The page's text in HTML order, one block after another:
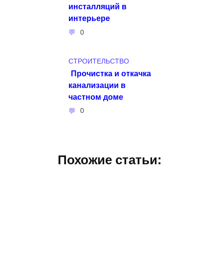
инсталляций в
интерьере
0
СТРОИТЕЛЬСТВО
Прочистка и откачка
канализации в
частном доме
0
Похожие статьи: